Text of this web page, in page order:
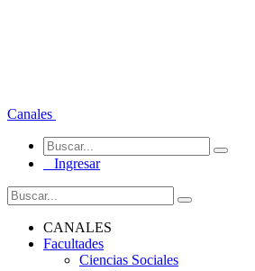
Canales
Ingresar
CANALES
Facultades
Ciencias Sociales